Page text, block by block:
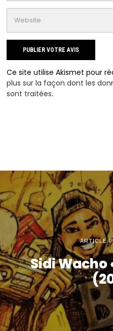
Ce site utilise Akismet pour
plus sur la façon dont les
sont traitées.
ARTICLE
Sidi Wacho